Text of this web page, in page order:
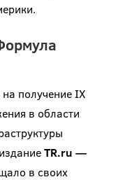
получение IX
в области
TR.ru —
в своих